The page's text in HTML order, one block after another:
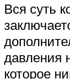
Вся суть
давления
которое